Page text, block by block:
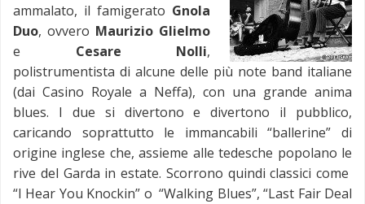
ammalato, il famigerato Gnola
Duo, ovvero Maurizio Glielmo
e Cesare Nolli,
polistrumentista di alcune delle più note band italiane
(dai Casino Royale a Neffa), con una grande anima
blues. I due si divertono e divertono il pubblico,
caricando soprattutto le immancabili “ballerine” di
origine inglese che, assieme alle tedesche popolano le
rive del Garda in estate. Scorrono quindi classici come
“I Hear You Knockin” o “Walking Blues”, “Last Fair Deal